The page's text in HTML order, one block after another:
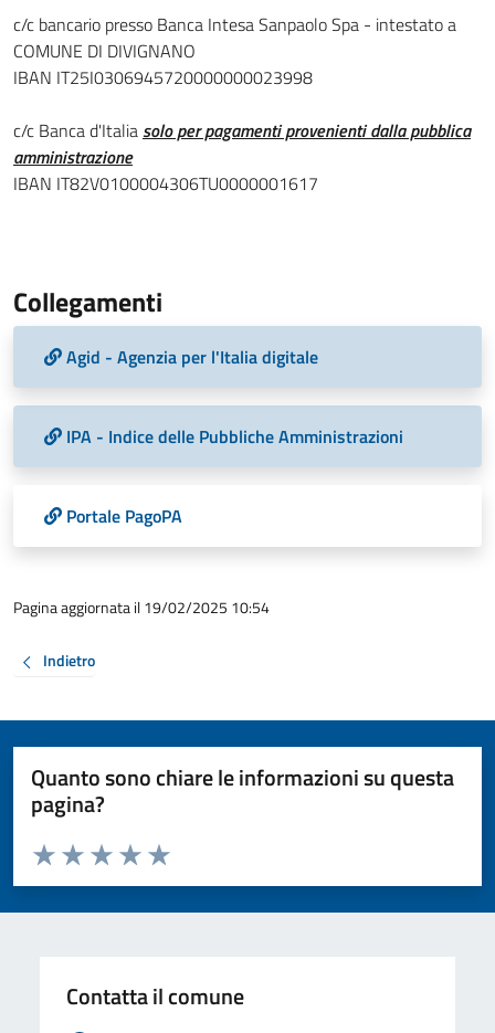
c/c bancario presso Banca Intesa Sanpaolo Spa - intestato a
COMUNE DI DIVIGNANO
IBAN IT25I0306945720000000023998
c/c Banca d'Italiasolo per pagamenti provenienti dalla pubblica
amministrazione
IBAN IT82V0100004306TU0000001617
Collegamenti
Agid - Agenzia per l'Italia digitale
IPA - Indice delle Pubbliche Amministrazioni
Portale PagoPA
Pagina aggiornata il 19/02/2025 10:54
Indietro
Quanto sono chiare le informazioni su questa
pagina?
Valuta da 1 a 5 stelle la pagina
Valuta 5 stelle su 5
Valuta 4 stelle su 5
Valuta 3 stelle su 5
Valuta 2 stelle su 5
Valuta 1 stelle su 5
Contatta il comune